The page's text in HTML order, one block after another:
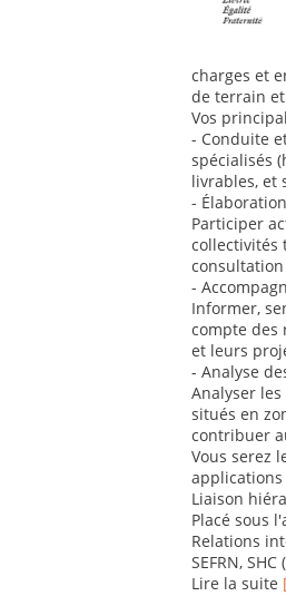
charges et
de terrain
Vos
- Conduite
spécialisés
livrables, et
-
Participer
collectivités
-
Informer,
compte des
et leurs
- Analyse
Analyser
situés en
contribuer
Vous serez
Liaison
Placé sous
Relations
SEFRN,
Lire la suite